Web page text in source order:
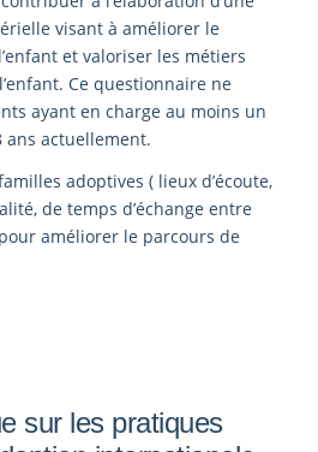
visant à améliorer le
et valoriser les métiers
Ce questionnaire ne
ayant en charge au moins un
actuellement.
adoptives ( lieux d’écoute,
de temps d’échange entre
améliorer le parcours de
sur les pratiques